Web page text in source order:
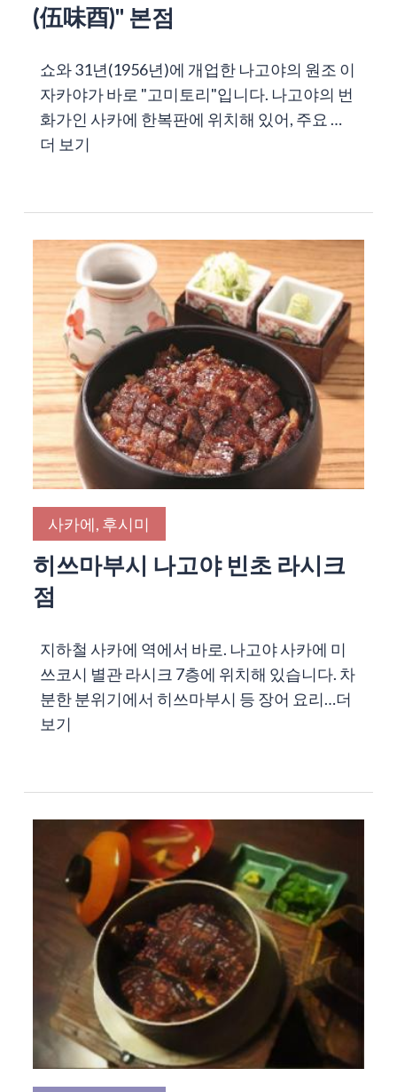
(伍味酉)" 본점
쇼와 31년(1956년)에 개업한 나고야의 원조 이
자카야가 바로 "고미토리"입니다. 나고야의 번
화가인 사카에 한복판에 위치해 있어, 주요 …
더 보기
사카에, 후시미
히쓰마부시 나고야 빈초 라시크
점
지하철 사카에 역에서 바로. 나고야 사카에 미
쓰코시 별관 라시크 7층에 위치해 있습니다. 차
분한 분위기에서 히쓰마부시 등 장어 요리…더
보기